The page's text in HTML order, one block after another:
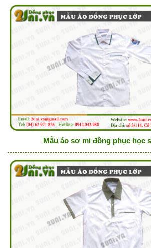
Mẫu áo sơ mi đồng phục học